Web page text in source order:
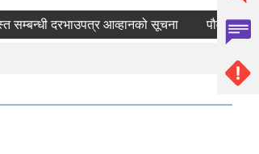
दरभाउपत्र आव्हानको सूचना पौवाभञ्ज्याङ